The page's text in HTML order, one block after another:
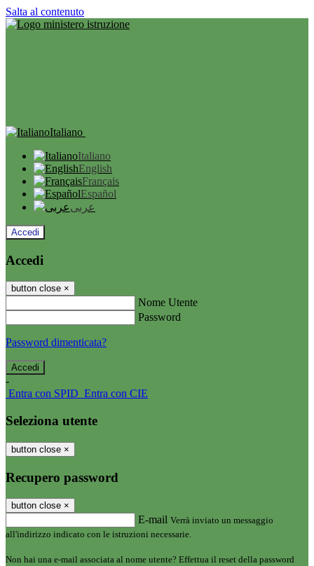
Salta al contenuto
Italiano
Italiano
English
Français
Español
عربى
Accedi
Accedi
button close ×
Nome Utente
Password
Password dimenticata?
-
Entra con SPID Entra con CIE
Seleziona utente
button close ×
Recupero password
button close ×
E-mail Verrà inviato un messaggio
all'indirizzo indicato con le istruzioni necessarie.
Non hai una e-mail associata al nome utente? Effettua il reset della password